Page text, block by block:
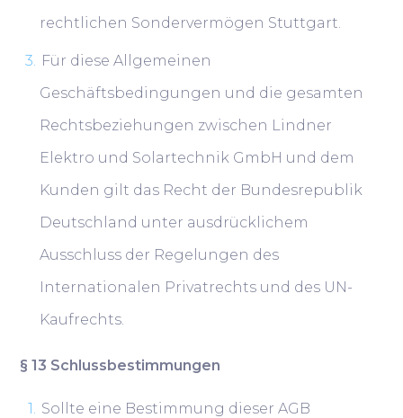
rechtlichen Sondervermögen Stuttgart.
Für diese Allgemeinen
Geschäftsbedingungen und die gesamten
Rechtsbeziehungen zwischen Lindner
Elektro und Solartechnik GmbH und dem
Kunden gilt das Recht der Bundesrepublik
Deutschland unter ausdrücklichem
Ausschluss der Regelungen des
Internationalen Privatrechts und des UN-
Kaufrechts.
§ 13 Schlussbestimmungen
Sollte eine Bestimmung dieser AGB